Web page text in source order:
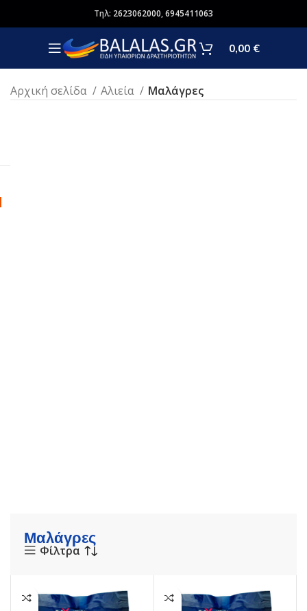
Τηλ: 2623062000,6945411063
0,00 €
Αρχική σελίδα Αλιεία Μαλάγρες
Μαλάγρες
Φίλτρα